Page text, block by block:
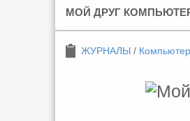
МОЙ ДРУГ
ЖУРНАЛЫ /